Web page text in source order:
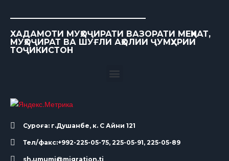
ХАДАМОТИ МУҲОҶИРАТИ ВАЗОРАТИ МЕҲНАТ,
МУҲОҶИРАТ ВА ШУҒЛИ АҲОЛИИ ҶУМҲУРИИ
ТОҶИКИСТОН
Суроға: г.Душанбе, к. С Айни 121
Тел/факс:+992-225-05-75, 225-05-91, 225-05-89
sh.umumi@migration.tj